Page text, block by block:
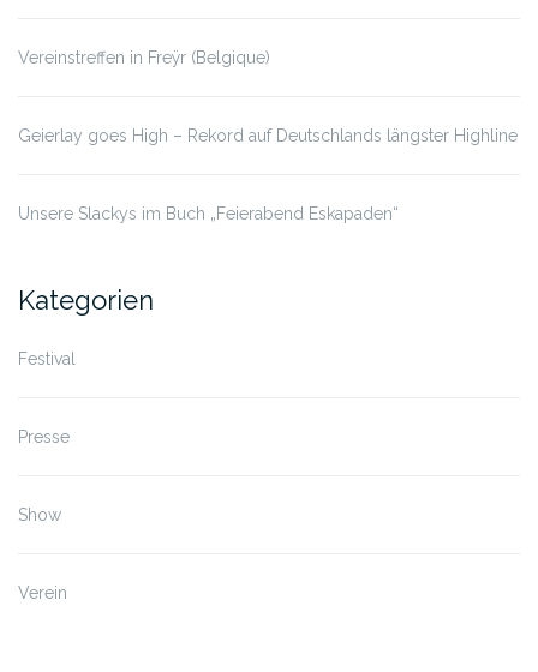
Vereinstreffen in Freÿr (Belgique)
Geierlay goes High – Rekord auf Deutschlands längster Highline
Unsere Slackys im Buch „Feierabend Eskapaden“
Kategorien
Festival
Presse
Show
Verein